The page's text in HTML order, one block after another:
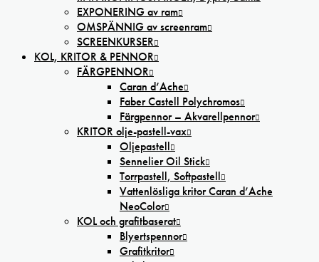
EXPONERING av ram
OMSPÄNNIG av screenram
SCREENKURSER
KOL, KRITOR & PENNOR
FÄRGPENNOR
Caran d’Ache
Faber Castell Polychromos
Färgpennor – Akvarellpennor
KRITOR olje-pastell-vax
Oljepastell
Sennelier Oil Stick
Torrpastell, Softpastell
Vattenlösliga kritor Caran d’Ache
NeoColor
KOL och grafitbaserat
Blyertspennor
Grafitkritor